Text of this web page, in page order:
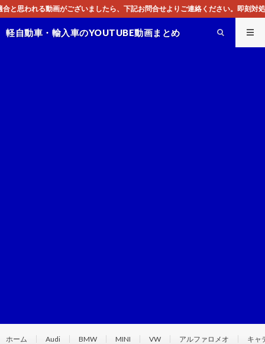
りご連絡ください。即刻対処させて頂きます。なお、同サイトはGoogleアド
軽自動車・輸入車のYOUTUBE動画まとめ
ホーム Audi BMW MINI VW アルファロメオ キャ